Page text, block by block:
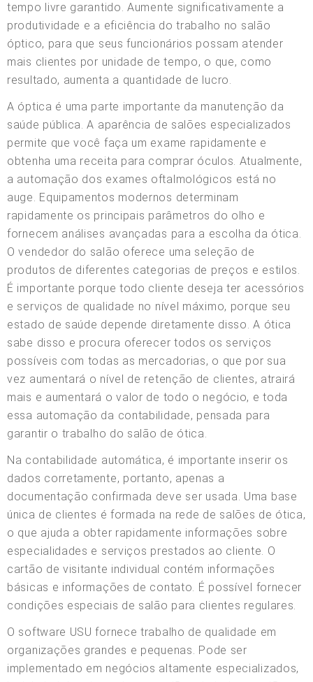
tempo livre garantido. Aumente significativamente a
produtividade e a eficiência do trabalho no salão
óptico, para que seus funcionários possam atender
mais clientes por unidade de tempo, o que, como
resultado, aumenta a quantidade de lucro.
A óptica é uma parte importante da manutenção da
saúde pública. A aparência de salões especializados
permite que você faça um exame rapidamente e
obtenha uma receita para comprar óculos. Atualmente,
a automação dos exames oftalmológicos está no
auge. Equipamentos modernos determinam
rapidamente os principais parâmetros do olho e
fornecem análises avançadas para a escolha da ótica.
O vendedor do salão oferece uma seleção de
produtos de diferentes categorias de preços e estilos.
É importante porque todo cliente deseja ter acessórios
e serviços de qualidade no nível máximo, porque seu
estado de saúde depende diretamente disso. A ótica
sabe disso e procura oferecer todos os serviços
possíveis com todas as mercadorias, o que por sua
vez aumentará o nível de retenção de clientes, atrairá
mais e aumentará o valor de todo o negócio, e toda
essa automação da contabilidade, pensada para
garantir o trabalho do salão de ótica.
Na contabilidade automática, é importante inserir os
dados corretamente, portanto, apenas a
documentação confirmada deve ser usada. Uma base
única de clientes é formada na rede de salões de ótica,
o que ajuda a obter rapidamente informações sobre
especialidades e serviços prestados ao cliente. O
cartão de visitante individual contém informações
básicas e informações de contato. É possível fornecer
condições especiais de salão para clientes regulares.
O software USU fornece trabalho de qualidade em
organizações grandes e pequenas. Pode ser
implementado em negócios altamente especializados,